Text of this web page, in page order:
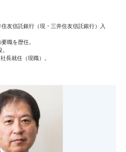
友信託銀行（現・三井住友信託銀行）入
職を歴任。
長就任（現職）。